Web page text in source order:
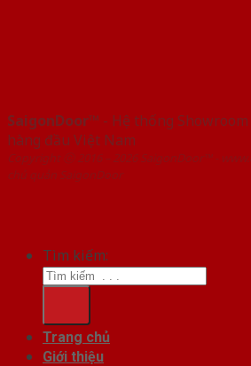
SaigonDoor™ - Hệ thống
hàng đầu Việt Nam
Copyright ⓒ 2016 – 2026 SaigonDoor™ -
chủ quản SaigonDoor
Tìm kiếm:
Trang chủ
Giới thiệu